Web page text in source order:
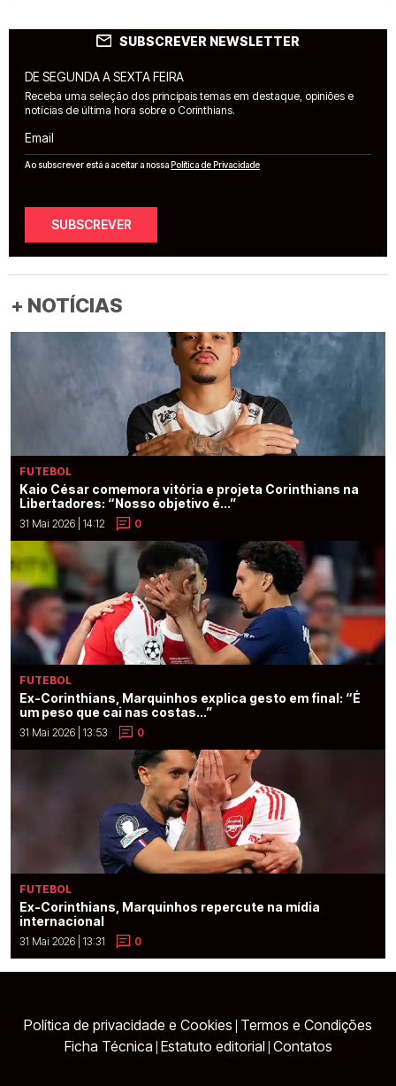
SUBSCREVER NEWSLETTER
DE SEGUNDA A SEXTA FEIRA
Receba uma seleção dos principais temas em destaque, opiniões e
notícias de última hora sobre o Corinthians.
Email
Ao subscrever está a aceitar a nossaPolítica de Privacidade
SUBSCREVER
+ NOTÍCIAS
FUTEBOL
Kaio César comemora vitória e projeta Corinthians na
Libertadores: “Nosso objetivo é...”
31 Mai 2026 | 14:12 0
FUTEBOL
Ex-Corinthians, Marquinhos explica gesto em final: “É
um peso que cai nas costas...”
31 Mai 2026 | 13:53 0
FUTEBOL
Ex-Corinthians, Marquinhos repercute na mídia
internacional
31 Mai 2026 | 13:31 0
Política de privacidade e Cookies Termos e Condições
Ficha Técnica Estatuto editorial Contatos